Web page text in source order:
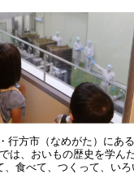
方市（なめがた）にあ
、おいもの歴史を学ん
食べて、つくって、い